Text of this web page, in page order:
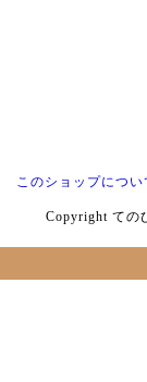
このショップについ
Copyright ての